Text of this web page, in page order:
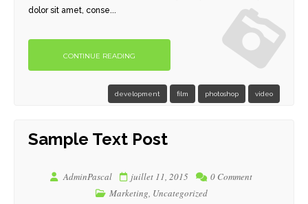
dolor sit amet, conse...
CONTINUE READING
development film photoshop video
Sample Text Post
AdminPascal juillet 11, 2015
0 Comment
Marketing, Uncategorized